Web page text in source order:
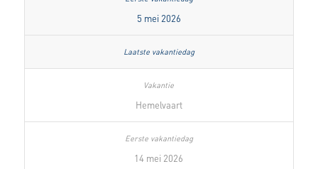
5 mei 2026
Hemelvaart
14 mei 2026